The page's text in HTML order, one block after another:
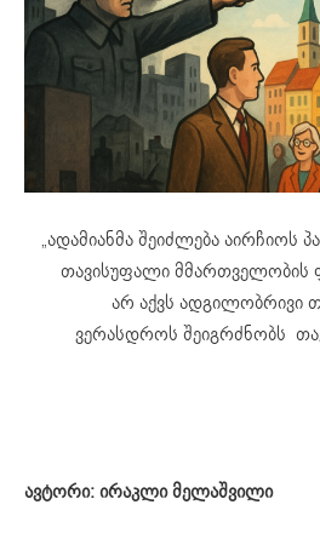
„ადამიანმა შეიძლება აირჩიოს
თავისუფალი მმართველობის
არ აქვს ადგილობრივი
ვერასდროს შეიგრძნობს
ავტორი: ირაკლი მელაშვილი